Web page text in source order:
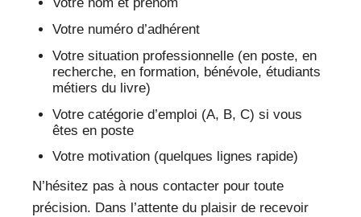
Votre nom et prénom
Votre numéro d’adhérent
Votre situation professionnelle (en poste, en
recherche, en formation, bénévole, étudiants
métiers du livre)
Votre catégorie d’emploi (A, B, C) si vous
êtes en poste
Votre motivation (quelques lignes rapide)
N’hésitez pas à nous contacter pour toute
précision. Dans l’attente du plaisir de recevoir